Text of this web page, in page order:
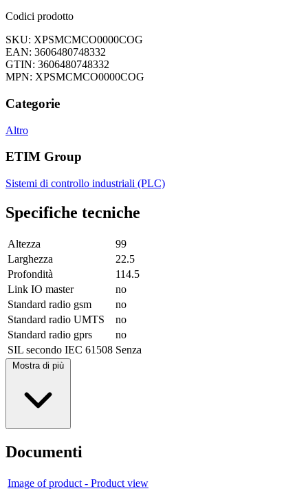
Codici prodotto
SKU: XPSMCMCO0000COG
EAN: 3606480748332
GTIN: 3606480748332
MPN: XPSMCMCO0000COG
Categorie
Altro
ETIM Group
Sistemi di controllo industriali (PLC)
Specifiche tecniche
Altezza
99
Larghezza
22.5
Profondità
114.5
Link IO master
no
Standard radio gsm
no
Standard radio UMTS
no
Standard radio gprs
no
SIL secondo IEC 61508 Senza
Mostra di più
Documenti
Image of product - Product view